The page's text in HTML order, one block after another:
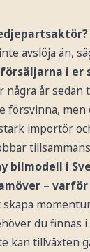
avslöja än,
i er
några år sedan
försvinna,
importör
bilmodell i
– varför
du finnas i
kan tillväxten